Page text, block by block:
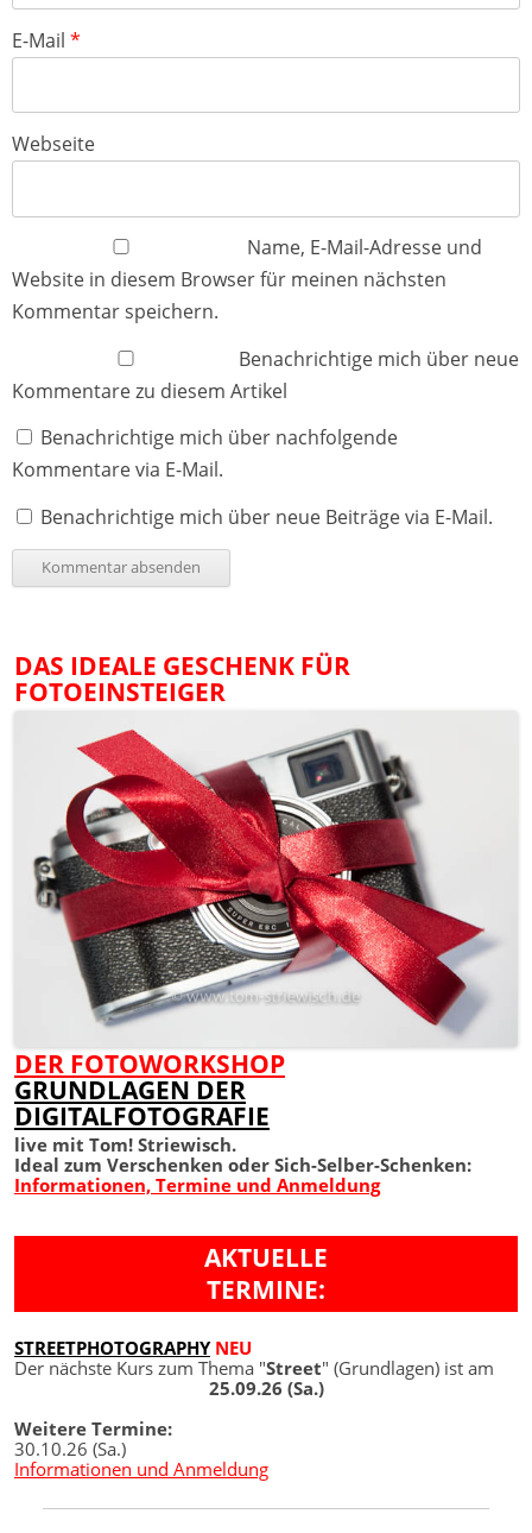
E-Mail *
Webseite
Name, E-Mail-Adresse und
Website in diesem Browser für meinen nächsten
Kommentar speichern.
Benachrichtige mich über neue
Kommentare zu diesem Artikel
Benachrichtige mich über nachfolgende
Kommentare via E-Mail.
Benachrichtige mich über neue Beiträge via E-Mail.
DAS IDEALE GESCHENK FÜR
FOTOEINSTEIGER
DER FOTOWORKSHOP
GRUNDLAGEN DER
DIGITALFOTOGRAFIE
live mit Tom! Striewisch.
Ideal zum Verschenken oder Sich-Selber-Schenken:
Informationen, Termine und Anmeldung
AKTUELLE
TERMINE:
STREETPHOTOGRAPHY NEU
Der nächste Kurs zum Thema "Street" (Grundlagen) ist am
25.09.26 (Sa.)
Weitere Termine:
30.10.26 (Sa.)
Informationen und Anmeldung